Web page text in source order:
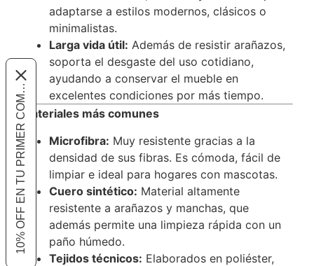
adaptarse a estilos modernos, clásicos o
minimalistas.
Larga vida útil: Además de resistir arañazos,
soporta el desgaste del uso cotidiano,
ayudando a conservar el mueble en
excelentes condiciones por más tiempo.
Materiales más comunes
Microfibra: Muy resistente gracias a la
densidad de sus fibras. Es cómoda, fácil de
limpiar e ideal para hogares con mascotas.
Cuero sintético: Material altamente
resistente a arañazos y manchas, que
además permite una limpieza rápida con un
paño húmedo.
Tejidos técnicos: Elaborados en poliéster,
10% OFF EN TU PRIMER COMPRA